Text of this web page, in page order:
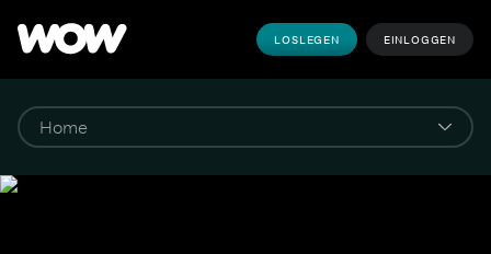
LOSLEGEN EINLOGGEN